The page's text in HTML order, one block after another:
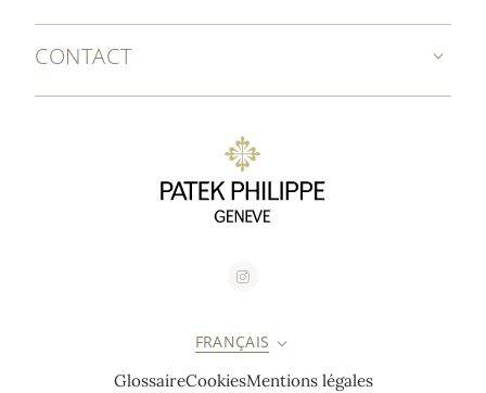
CONTACT
FRANÇAIS
GlossaireCookiesMentions légales